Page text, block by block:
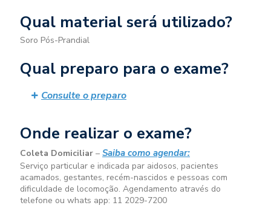
Qual material será utilizado?
Soro Pós-Prandial
Qual preparo para o exame?
Consulte o preparo
Onde realizar o exame?
Coleta Domiciliar – Saiba como agendar:
Serviço particular e indicada par aidosos, pacientes
acamados, gestantes, recém-nascidos e pessoas com
dificuldade de locomoção. Agendamento através do
telefone ou whats app: 11 2029-7200